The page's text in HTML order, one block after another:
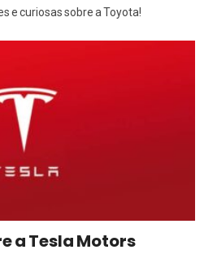
e curiosas sobre a Toyota!
a Tesla Motors